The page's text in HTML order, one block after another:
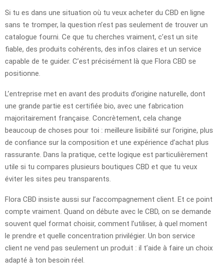
Si tu es dans une situation où tu veux acheter du CBD en ligne
sans te tromper, la question n’est pas seulement de trouver un
catalogue fourni. Ce que tu cherches vraiment, c’est un site
fiable, des produits cohérents, des infos claires et un service
capable de te guider. C’est précisément là que Flora CBD se
positionne.
L’entreprise met en avant des produits d’origine naturelle, dont
une grande partie est certifiée bio, avec une fabrication
majoritairement française. Concrètement, cela change
beaucoup de choses pour toi : meilleure lisibilité sur l’origine, plus
de confiance sur la composition et une expérience d’achat plus
rassurante. Dans la pratique, cette logique est particulièrement
utile si tu compares plusieurs boutiques CBD et que tu veux
éviter les sites peu transparents.
Flora CBD insiste aussi sur l’accompagnement client. Et ce point
compte vraiment. Quand on débute avec le CBD, on se demande
souvent quel format choisir, comment l’utiliser, à quel moment
le prendre et quelle concentration privilégier. Un bon service
client ne vend pas seulement un produit : il t’aide à faire un choix
adapté à ton besoin réel.